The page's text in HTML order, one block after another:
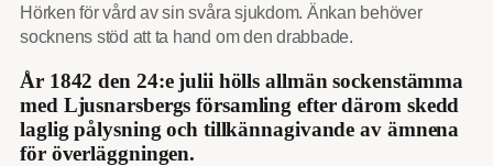
Hörken för vård av sin svåra sjukdom. Änkan behöver
socknens stöd att ta hand om den drabbade.
År 1842 den 24:e julii hölls allmän sockenstämma
med Ljusnarsbergs församling efter därom skedd
laglig pålysning och tillkännagivande av ämnena
för överläggningen.